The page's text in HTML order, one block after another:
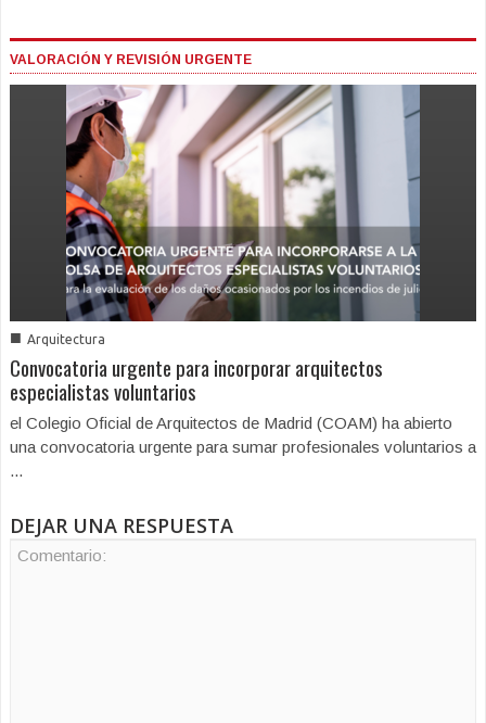
VALORACIÓN Y REVISIÓN URGENTE
■ Arquitectura
Convocatoria urgente para incorporar arquitectos
especialistas voluntarios
el Colegio Oficial de Arquitectos de Madrid (COAM) ha abierto
una convocatoria urgente para sumar profesionales voluntarios a
...
DEJAR UNA RESPUESTA